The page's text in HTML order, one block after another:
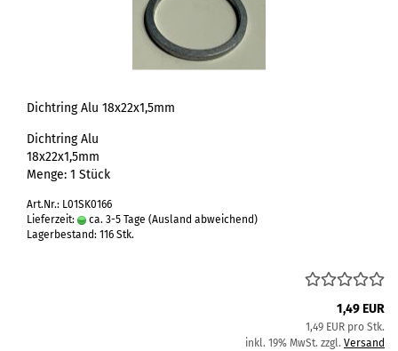
Dichtring Alu 18x22x1,5mm
Dichtring Alu
18x22x1,5mm
Menge: 1 Stück
Art.Nr.: L01SK0166
Lieferzeit:
ca. 3-5 Tage (Ausland abweichend)
Lagerbestand: 116 Stk.
1,49 EUR
1,49 EUR pro Stk.
inkl. 19% MwSt. zzgl. Versand